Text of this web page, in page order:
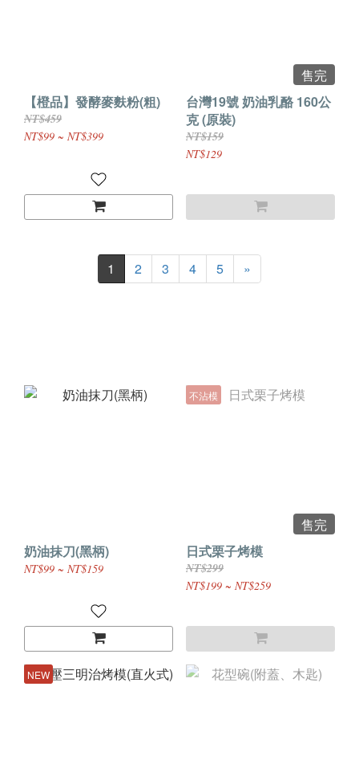
【橙品】發酵麥麩粉(粗)
NT$459
NT$99 ~ NT$399
售完
台灣19號 奶油乳酪 160公
克 (原裝)
NT$159
NT$129
1 2 3 4 5 »
奶油抹刀(黑柄)
NT$99 ~ NT$159
不沾模
售完
日式栗子烤模
NT$299
NT$199 ~ NT$259
NEW